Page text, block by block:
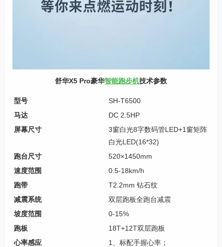
舒华X5 Pro豪华智能跑步机技术参数
型号
SH-T6500
马达
DC 2.5HP
屏幕尺寸
3窗白光8字数码管LED+1窗矩阵
白光LED(16*32)
跑台尺寸
520×1450mm
速度范围
0.5-18km/h
跑带
T2.2mm 钻石纹
减震系统
双层跑板全跑台减震
坡度范围
0-15%
跑板
18T+12T双层跑板
心率感应
1、标配手握心率；